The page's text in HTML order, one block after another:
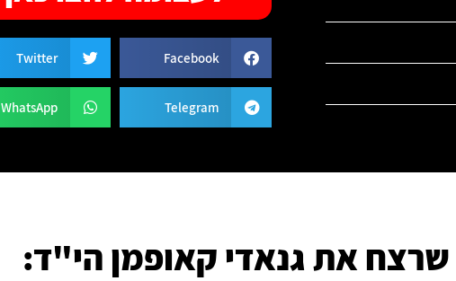
Facebook
Twitter
Telegram
WhatsApp
את גנאדי קאופמן הי"ד: